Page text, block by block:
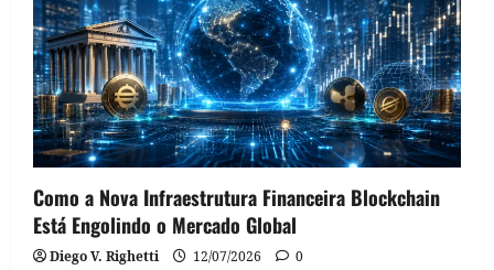
Como a Nova Infraestrutura Financeira Blockchain
Está Engolindo o Mercado Global
Diego V. Righetti 12/07/2026 0